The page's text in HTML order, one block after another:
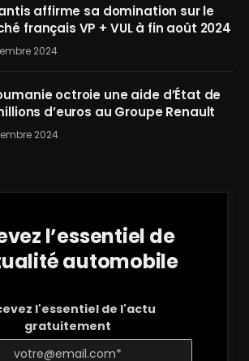
affirme sa domination sur le
français VP + VUL à fin août 2024
2024
octroie une aide d’État de
d’euros au Groupe Renault
2024
l’essentiel de
automobile
l'essentiel de l'actu
gratuitement